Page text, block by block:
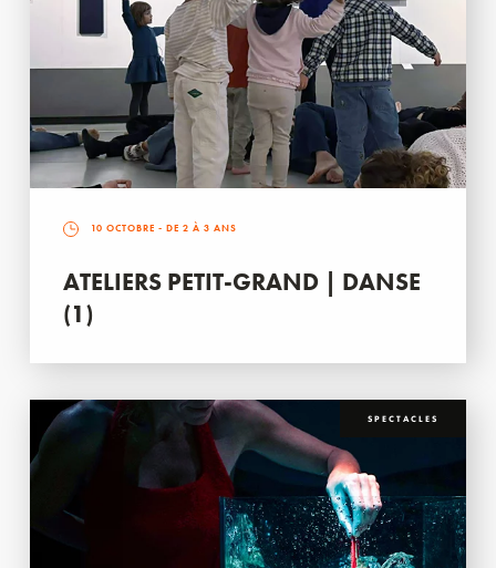
10 OCTOBRE - DE 2 À 3 ANS
ATELIERS PETIT-GRAND | DANSE
(1)
SPECTACLES